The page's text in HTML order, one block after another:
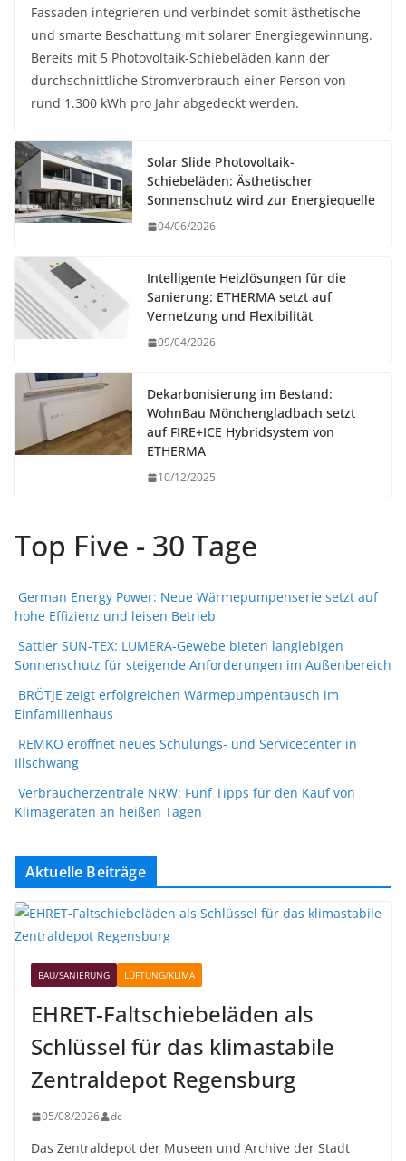
Fassaden integrieren und verbindet somit ästhetische
und smarte Beschattung mit solarer Energiegewinnung.
Bereits mit 5 Photovoltaik-Schiebeläden kann der
durchschnittliche Stromverbrauch einer Person von
rund 1.300 kWh pro Jahr abgedeckt werden.
Solar Slide Photovoltaik-
Schiebeläden: Ästhetischer
Sonnenschutz wird zur Energiequelle
04/06/2026
Intelligente Heizlösungen für die
Sanierung: ETHERMA setzt auf
Vernetzung und Flexibilität
09/04/2026
Dekarbonisierung im Bestand:
WohnBau Mönchengladbach setzt
auf FIRE+ICE Hybridsystem von
ETHERMA
10/12/2025
Top Five - 30 Tage
German Energy Power: Neue Wärmepumpenserie setzt auf
hohe Effizienz und leisen Betrieb
Sattler SUN-TEX: LUMERA-Gewebe bieten langlebigen
Sonnenschutz für steigende Anforderungen im Außenbereich
BRÖTJE zeigt erfolgreichen Wärmepumpentausch im
Einfamilienhaus
REMKO eröffnet neues Schulungs- und Servicecenter in
Illschwang
Verbraucherzentrale NRW: Fünf Tipps für den Kauf von
Klimageräten an heißen Tagen
Aktuelle Beiträge
BAU/SANIERUNG LÜFTUNG/KLIMA
EHRET-Faltschiebeläden als
Schlüssel für das klimastabile
Zentraldepot Regensburg
05/08/2026 dc
Das Zentraldepot der Museen und Archive der Stadt